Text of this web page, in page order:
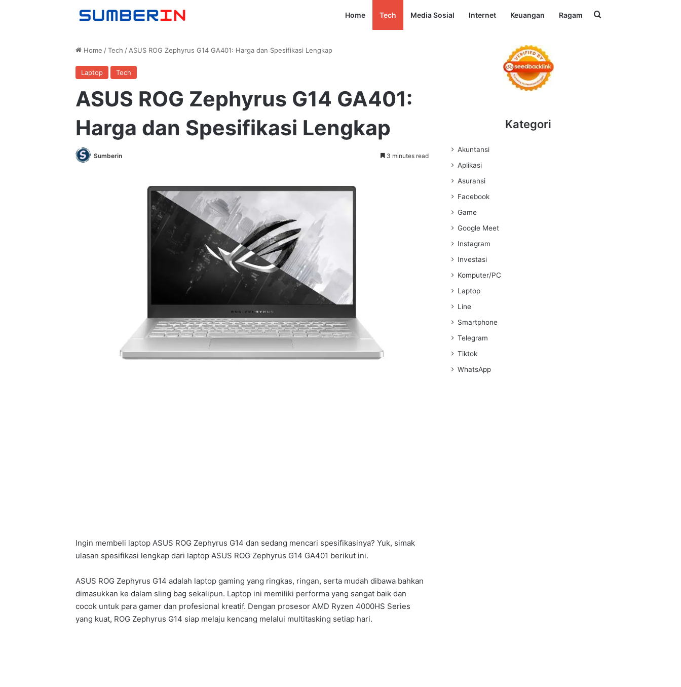
Home Tech Media Sosial Internet Keuangan Ragam Search for
Home / Tech / ASUS ROG Zephyrus G14 GA401: Harga dan Spesifikasi Lengkap
Laptop Tech
ASUS ROG Zephyrus G14 GA401:
Harga dan Spesifikasi Lengkap
Sumberin 3 minutes read
Ingin membeli laptop ASUS ROG Zephyrus G14 dan sedang mencari spesifikasinya? Yuk, simak
ulasan spesifikasi lengkap dari laptop ASUS ROG Zephyrus G14 GA401 berikut ini.
ASUS ROG Zephyrus G14 adalah laptop gaming yang ringkas, ringan, serta mudah dibawa bahkan
dimasukkan ke dalam sling bag sekalipun. Laptop ini memiliki performa yang sangat baik dan
cocok untuk para gamer dan profesional kreatif. Dengan prosesor AMD Ryzen 4000HS Series
yang kuat, ROG Zephyrus G14 siap melaju kencang melalui multitasking setiap hari.
Kategori
Akuntansi
Aplikasi
Asuransi
Facebook
Game
Google Meet
Instagram
Investasi
Komputer/PC
Laptop
Line
Smartphone
Telegram
Tiktok
WhatsApp